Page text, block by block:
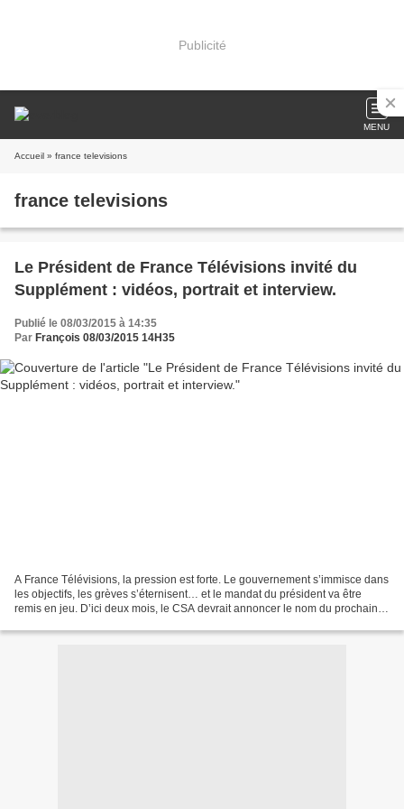
Publicité
MENU
Accueil » france televisions
france televisions
Le Président de France Télévisions invité du
Supplément : vidéos, portrait et interview.
Publié le 08/03/2015 à 14:35
Par François 08/03/2015 14H35
A France Télévisions, la pression est forte. Le gouvernement s’immisce dans
les objectifs, les grèves s’éternisent… et le mandat du président va être
remis en jeu. D’ici deux mois, le CSA devrait annoncer le nom du prochain